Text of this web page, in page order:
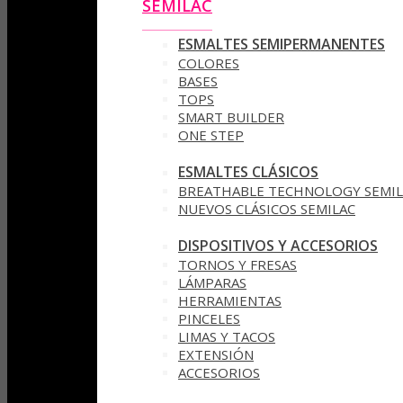
SEMILAC
ESMALTES SEMIPERMANENTES
COLORES
BASES
TOPS
SMART BUILDER
ONE STEP
ESMALTES CLÁSICOS
BREATHABLE TECHNOLOGY
NUEVOS CLÁSICOS SEMILAC
DISPOSITIVOS Y ACCESORIOS
TORNOS Y FRESAS
LÁMPARAS
HERRAMIENTAS
PINCELES
LIMAS Y TACOS
EXTENSIÓN
ACCESORIOS